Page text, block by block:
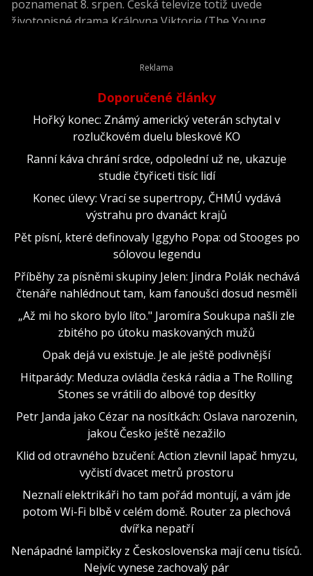
poznamenat 8. srpen. Česká televize totiž uvede
životopisné drama Královna Viktorie (The Young
Doporučené články
Hořký konec: Známý americký veterán schytal v
rozlučkovém duelu bleskové KO
Ranní káva chrání srdce, odpolední už ne, ukazuje
studie čtyřiceti tisíc lidí
Konec úlevy: Vrací se supertropy, ČHMÚ vydává
výstrahu pro dvanáct krajů
Pět písní, které definovaly Iggyho Popa: od Stooges po
sólovou legendu
Příběhy za písněmi skupiny Jelen: Jindra Polák nechává
čtenáře nahlédnout tam, kam fanoušci dosud nesměli
„Až mi ho skoro bylo líto." Jaromíra Soukupa našli zle
zbitého po útoku maskovaných mužů
Opak dejá vu existuje. Je ale ještě podivnější
Hitparády: Meduza ovládla česká rádia a The Rolling
Stones se vrátili do albové top desítky
Petr Janda jako Cézar na nosítkách: Oslava narozenin,
jakou Česko ještě nezažilo
Klid od otravného bzučení: Action zlevnil lapač hmyzu,
vyčistí dvacet metrů prostoru
Neznalí elektrikáři ho tam pořád montují, a vám jde
potom Wi-Fi blbě v celém domě. Router za plechová
dvířka nepatří
Nenápadné lampičky z Československa mají cenu tisíců.
Nejvíc vynese zachovalý pár